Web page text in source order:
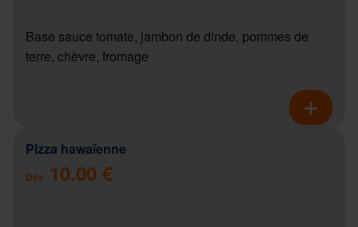
Base sauce tomate, jambon de dinde, pommes de
terre, chèvre, fromage
Pizza hawaïenne
Dès 10.00 €